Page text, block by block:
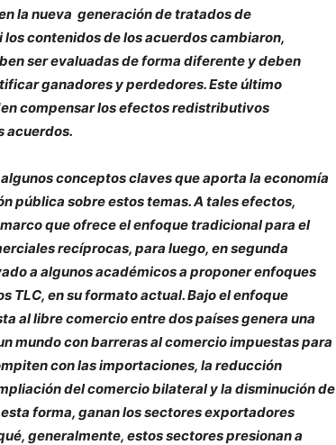
la nueva generación de tratados de
contenidos de los acuerdos cambiaron,
ser evaluadas de forma diferente y deben
ganadores y perdedores. Este último
compensar los efectos redistributivos
acuerdos.
conceptos claves que aporta la economía
pública sobre estos temas. A tales efectos,
que ofrece el enfoque tradicional para el
recíprocas, para luego, en segunda
a algunos académicos a proponer enfoques
TLC, en su formato actual. Bajo el enfoque
al libre comercio entre dos países genera una
mundo con barreras al comercio impuestas para
con las importaciones, la reducción
del comercio bilateral y la disminución de
forma, ganan los sectores exportadores
generalmente, estos sectores presionan a